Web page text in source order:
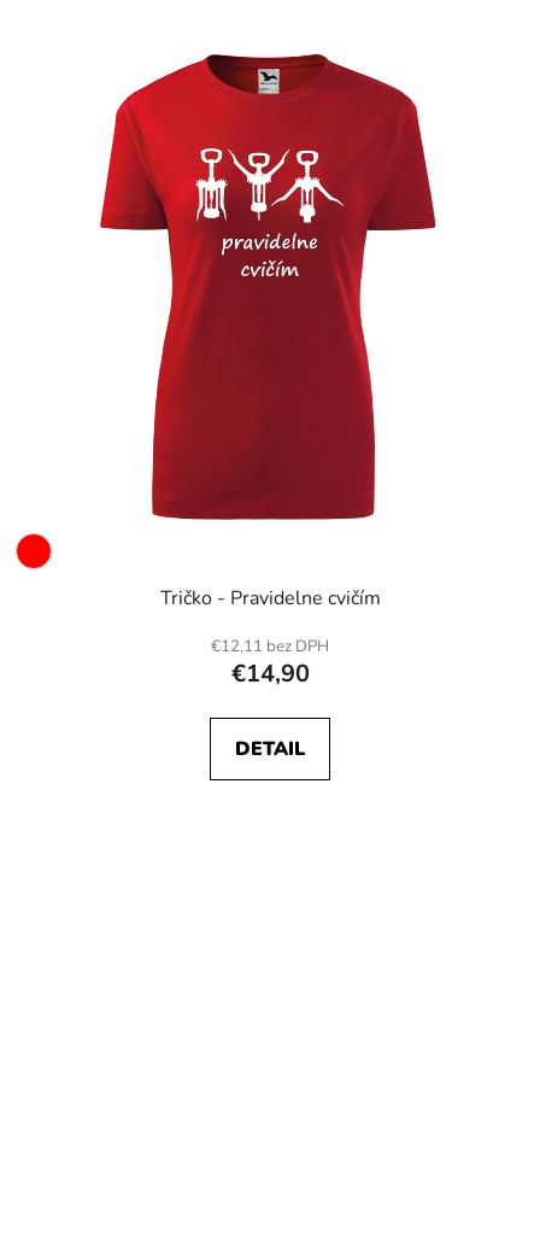
Tričko - Pravidelne cvičím
€12,11 bez DPH
€14,90
DETAIL